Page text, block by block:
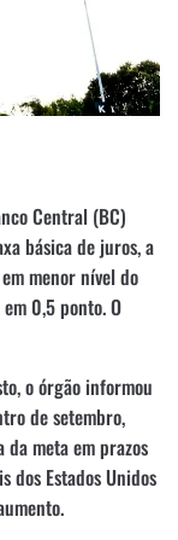
Central (BC)
básica de juros, a
menor nível do
0,5 ponto. O
o órgão informou
de setembro,
meta em prazos
dos Estados Unidos